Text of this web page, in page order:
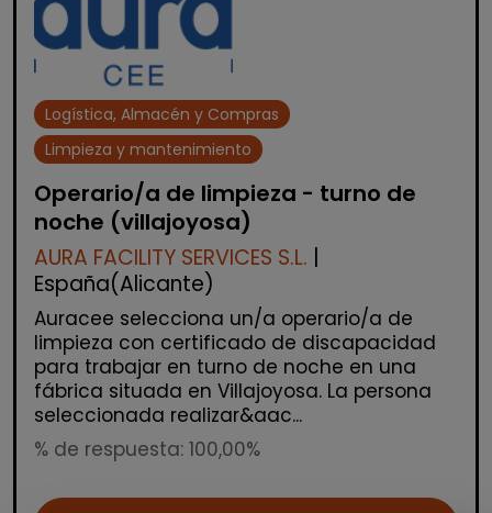
Logística, Almacén y Compras
Limpieza y mantenimiento
Operario/a de limpieza - turno de
noche (villajoyosa)
AURA FACILITY SERVICES S.L. |
España(Alicante)
Auracee selecciona un/a operario/a de
limpieza con certificado de discapacidad
para trabajar en turno de noche en una
fábrica situada en Villajoyosa. La persona
seleccionada realizar&aac...
% de respuesta: 100,00%